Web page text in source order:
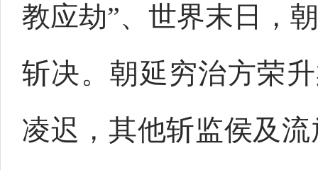
教应劫”、世界末日，
斩决。朝延穷治方荣
凌迟，其他斩监侯及